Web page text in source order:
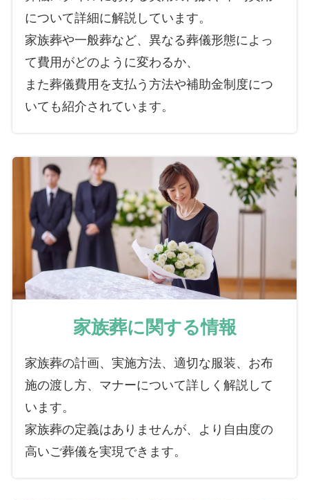
について詳細に解説しています。
家族葬や一般葬など、異なる葬儀形態によっ
て費用がどのように変わるか、
また葬儀費用を支払う方法や補助金制度につ
いても紹介されています。
家族葬に関する情報
家族葬の計画、実施方法、適切な服装、お布
施の渡し方、マナーについて詳しく解説して
います。
家族葬の定義はありませんが、より自由度の
高いご葬儀を実現できます。